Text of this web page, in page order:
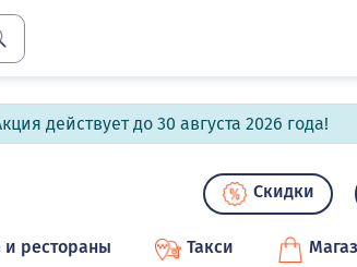
действует до 30 августа 2026 года!
Скидки
рестораны Такси